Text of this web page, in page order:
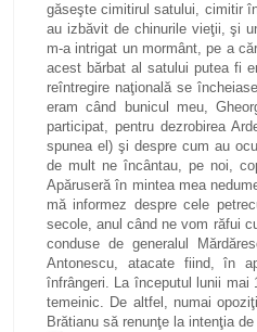
găseşte cimitirul satului, cimitir
au izbăvit de chinurile vieţii, şi
m-a intrigat un mormânt, pe a
acest bărbat al satului putea fi
reîntregire naţională se
eram când bunicul meu,
participat, pentru dezrobirea
spunea el) şi despre cum au
de mult ne încântau, pe noi,
Apăruseră în mintea mea
mă informez despre cele
secole, anul când ne vom răfui
conduse de generalul
Antonescu, atacate fiind, în
înfrângeri. La începutul lunii mai
temeinic. De altfel, numai
Brătianu să renunţe la intenţia